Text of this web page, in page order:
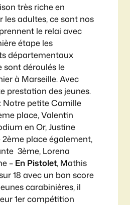
très riche en
les adultes, ce sont nos
le relai avec
étape les
départementaux
sont déroulés le
à Marseille. Avec
prestation des jeunes.
: Notre petite Camille
place, Valentin
en Or, Justine
place également,
3ème, Lorena
– En Pistolet, Mathis
18 avec un bon score
carabinières, il
1er compétition